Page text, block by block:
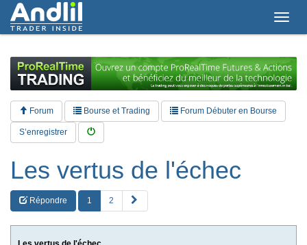
T
g
l
e
n
a
Forum Bourse et Trading Forum Débuter en Bourse
S’enregistrer
Les vertus de l'échec
Répondre 1 2
u
i